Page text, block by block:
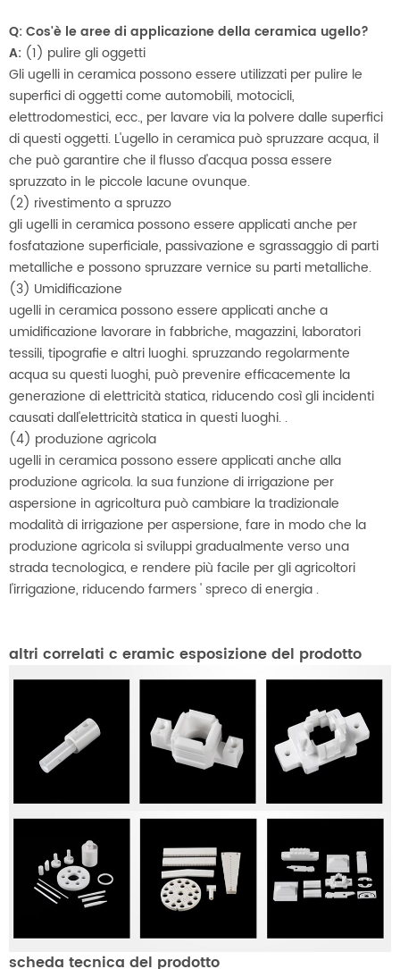
Q: Cos'è le aree di applicazione della ceramica ugello?
A: (1) pulire gli oggetti
Gli ugelli in ceramica possono essere utilizzati per pulire le
superfici di oggetti come automobili, motocicli,
elettrodomestici, ecc., per lavare via la polvere dalle superfici
di questi oggetti. L'ugello in ceramica può spruzzare acqua, il
che può garantire che il flusso d'acqua possa essere
spruzzato in le piccole lacune ovunque.
(2) rivestimento a spruzzo
gli ugelli in ceramica possono essere applicati anche per
fosfatazione superficiale, passivazione e sgrassaggio di parti
metalliche e possono spruzzare vernice su parti metalliche.
(3) Umidificazione
ugelli in ceramica possono essere applicati anche a
umidificazione lavorare in fabbriche, magazzini, laboratori
tessili, tipografie e altri luoghi. spruzzando regolarmente
acqua su questi luoghi, può prevenire efficacemente la
generazione di elettricità statica, riducendo così gli incidenti
causati dall'elettricità statica in questi luoghi. .
(4) produzione agricola
ugelli in ceramica possono essere applicati anche alla
produzione agricola. la sua funzione di irrigazione per
aspersione in agricoltura può cambiare la tradizionale
modalità di irrigazione per aspersione, fare in modo che la
produzione agricola si sviluppi gradualmente verso una
strada tecnologica, e rendere più facile per gli agricoltori
l'irrigazione, riducendo farmers ' spreco di energia .
altri correlati c eramic esposizione del prodotto
scheda tecnica del prodotto